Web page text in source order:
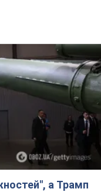
а Трамп